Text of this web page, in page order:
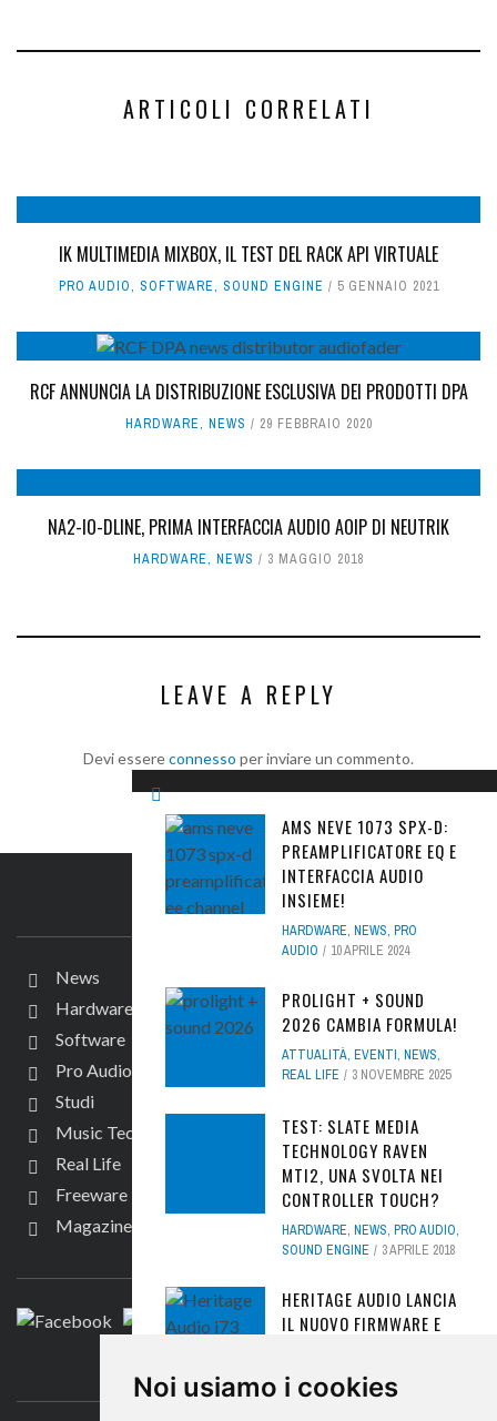
Noi usiamo i cookies
ARTICOLI CORRELATI
IK MULTIMEDIA MIXBOX, IL TEST DEL RACK API VIRTUALE
PRO AUDIO, SOFTWARE, SOUND ENGINE 5 GENNAIO 2021
RCF ANNUNCIA LA DISTRIBUZIONE ESCLUSIVA DEI PRODOTTI DPA
HARDWARE, NEWS 29 FEBBRAIO 2020
NA2-IO-DLINE, PRIMA INTERFACCIA AUDIO AOIP DI NEUTRIK
HARDWARE, NEWS 3 MAGGIO 2018
LEAVE A REPLY
Devi essereconnesso per inviare un commento.
AMS NEVE 1073 SPX-D:
PREAMPLIFICATORE EQ E
INTERFACCIA AUDIO
INSIEME!
HARDWARE, NEWS, PRO
AUDIO
10 APRILE 2024
PROLIGHT + SOUND
2026 CAMBIA FORMULA!
ATTUALITÀ, EVENTI, NEWS,
REAL LIFE
3 NOVEMBRE 2025
TEST: SLATE MEDIA
TECHNOLOGY RAVEN
MTI2, UNA SVOLTA NEI
CONTROLLER TOUCH?
HARDWARE, NEWS, PRO AUDIO,
SOUND ENGINE
3 APRILE 2018
HERITAGE AUDIO LANCIA
IL NUOVO FIRMWARE E
I73® PRO
HARDWARE NEWS ,
IL SITO
News
Hardware
Software
Pro Audio
Studi
Music Tech
Real Life
Freeware
Magazine
SEGUICI
CONTATTACI